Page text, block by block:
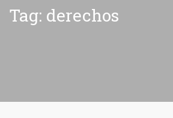
Tag: derechos